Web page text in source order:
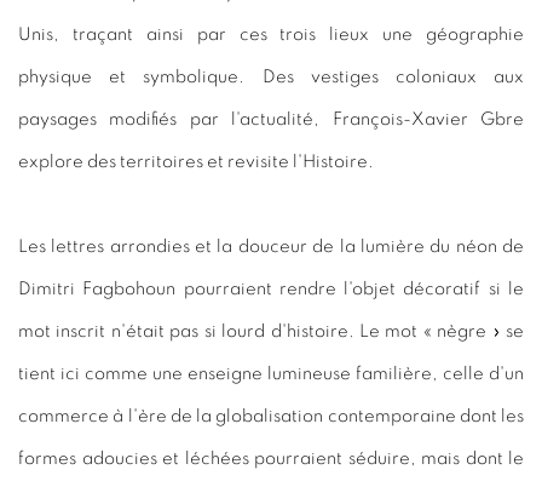
Unis, traçant ainsi par ces trois lieux une géographie
physique et symbolique. Des vestiges coloniaux aux
paysages modifiés par l'actualité, François-Xavier Gbre
explore des territoires et revisite l'Histoire.
Les lettres arrondies et la douceur de la lumière du néon de
Dimitri Fagbohoun pourraient rendre l'objet décoratif si le
mot inscrit n'était pas si lourd d'histoire. Le mot « nègre » se
tient ici comme une enseigne lumineuse familière, celle d'un
commerce à l'ère de la globalisation contemporaine dont les
formes adoucies et léchées pourraient séduire, mais dont le